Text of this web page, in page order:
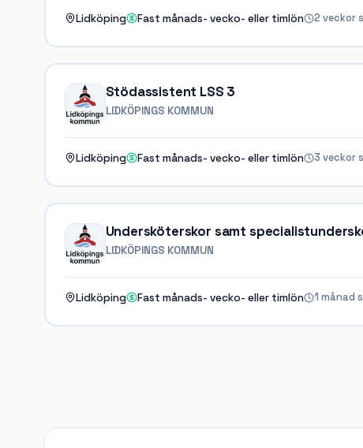
Lidköping Fast månads- vecko- eller timlön 2 veckor
Stödassistent LSS 3
LIDKÖPINGS KOMMUN
Lidköping Fast månads- vecko- eller timlön 3 veckor
Undersköterskor samt
LIDKÖPINGS KOMMUN
Lidköping Fast månads- vecko- eller timlön 1 månad